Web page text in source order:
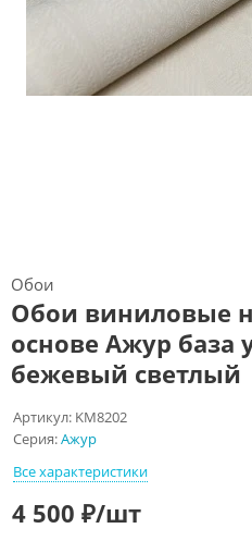
Обои
Обои виниловые
основе Ажур база
бежевый светлый
Артикул: KM8202
Серия:Ажур
Все характеристики
4 500 ₽/шт